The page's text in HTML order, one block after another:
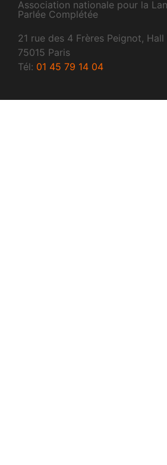
Association nationale pour la
Parlée Complétée
21 rue des 4 Frères Peignot, Hall
75015 Paris
Tél: 01 45 79 14 04